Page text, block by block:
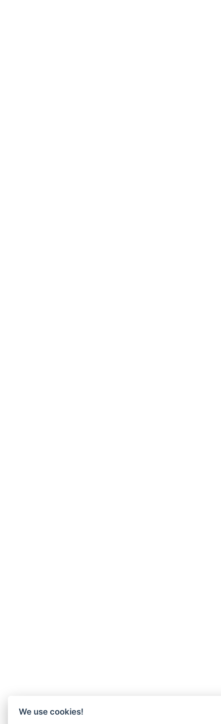
We use cookies!